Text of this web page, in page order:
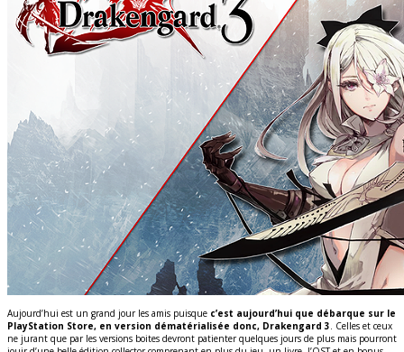
Aujourd’hui est un grand jour les amis puisque c’est aujourd’hui que débarque sur le
PlayStation Store, en version dématérialisée donc, Drakengard 3. Celles et ceux
ne jurant que par les versions boites devront patienter quelques jours de plus mais pourront